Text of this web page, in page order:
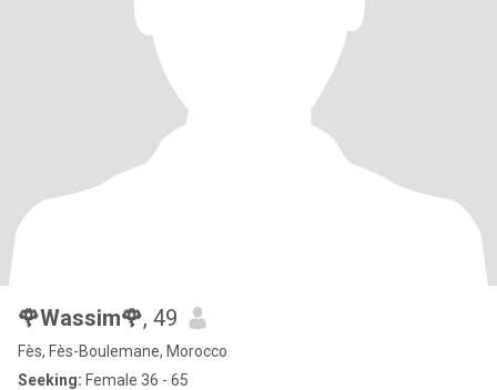
🌹Wassim🌹, 49
Fès, Fès-Boulemane, Morocco
Seeking: Female 36 - 65